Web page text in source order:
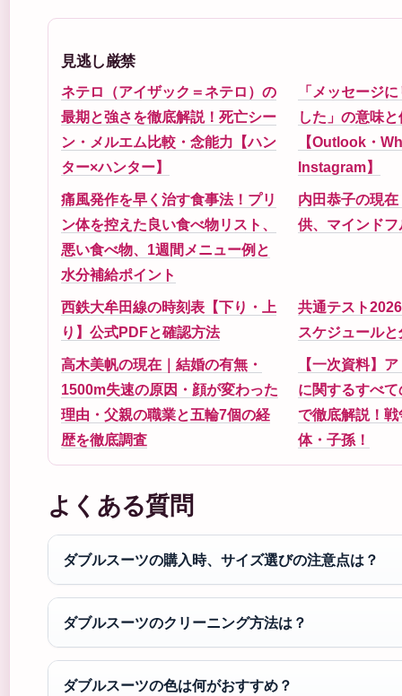
見逃し厳禁
ネテロ（アイザック＝ネテロ）の
最期と強さを徹底解説！死亡シー
ン・メルエム比較・念能力【ハン
ター×ハンター】
「メッセージ
した」の意味
【Outlook・
Instagram】
痛風発作を早く治す食事法！プリ
ン体を控えた良い食べ物リスト、
悪い食べ物、1週間メニュー例と
水分補給ポイント
内田恭子の現
供、マインド
西鉄大牟田線の時刻表【下り・上
り】公式PDFと確認方法
共通テスト
スケジュール
高木美帆の現在｜結婚の有無・
1500m失速の原因・顔が変わった
理由・父親の職業と五輪7個の経
歴を徹底調査
【一次資料】
に関するすべ
で徹底解説！
体・子孫！
よくある質問
ダブルスーツの購入時、サイズ選びの注意点は？
ダブルスーツのクリーニング方法は？
ダブルスーツの色は何がおすすめ？